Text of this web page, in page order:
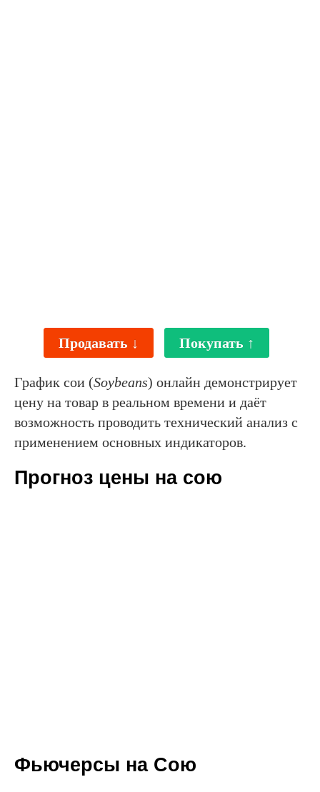
Продавать ↓ Покупать ↑
График сои (Soybeans) онлайн демонстрирует
цену на товар в реальном времени и даёт
возможность проводить технический анализ с
применением основных индикаторов.
Прогноз цены на сою
Фьючерсы на Сою